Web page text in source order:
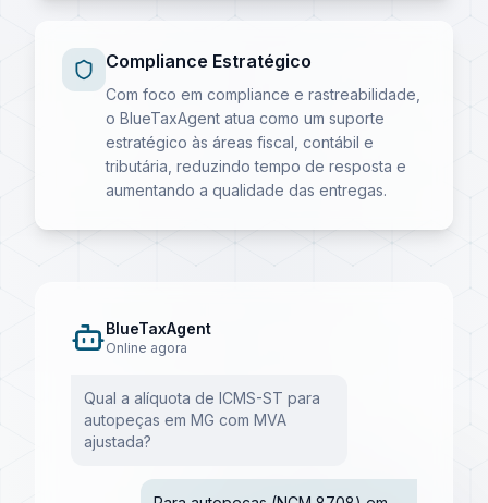
Compliance Estratégico
Com foco em compliance e rastreabilidade,
o BlueTaxAgent atua como um suporte
estratégico às áreas fiscal, contábil e
tributária, reduzindo tempo de resposta e
aumentando a qualidade das entregas.
BlueTaxAgent
Online agora
Qual a alíquota de ICMS-ST para
autopeças em MG com MVA
ajustada?